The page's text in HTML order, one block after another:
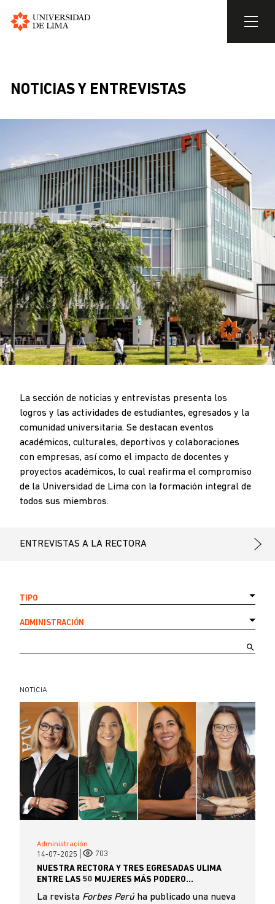
contenido
NOTICIAS Y ENTREVISTAS
La sección de noticias y entrevistas presenta los
logros y las actividades de estudiantes, egresados y la
comunidad universitaria. Se destacan eventos
académicos, culturales, deportivos y colaboraciones
con empresas, así como el impacto de docentes y
proyectos académicos, lo cual reafirma el compromiso
de la Universidad de Lima con la formación integral de
todos sus miembros.
ENTREVISTAS A LA RECTORA
TIPO
ADMINISTRACIÓN
NOTICIA
Administración
14-07-2025 703
NUESTRA RECTORA Y TRES EGRESADAS ULIMA
ENTRE LAS 50 MUJERES MÁS PODERO...
La revista Forbes Perú ha publicado una nueva